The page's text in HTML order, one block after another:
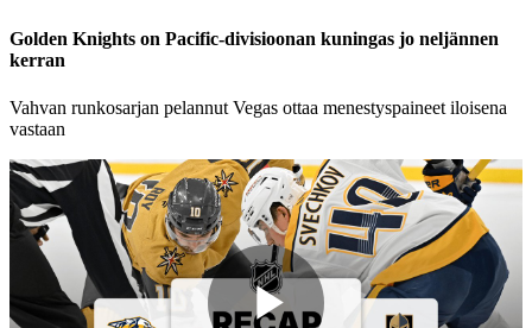
Golden Knights on Pacific-divisioonan kuningas jo neljännen
kerran
Vahvan runkosarjan pelannut Vegas ottaa menestyspaineet iloisena
vastaan